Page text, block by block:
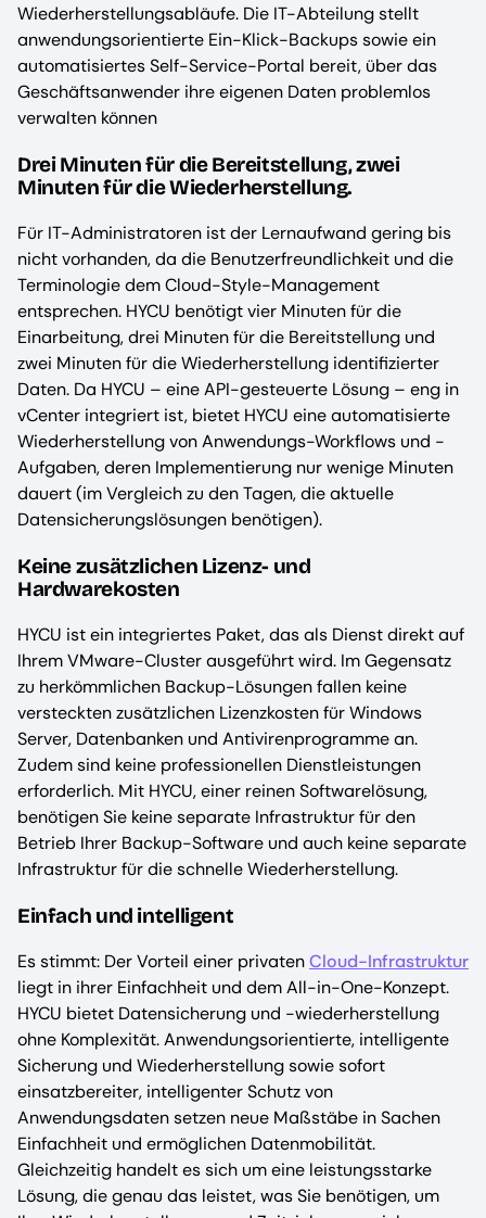
Wiederherstellungsabläufe. Die IT-Abteilung stellt
anwendungsorientierte Ein-Klick-Backups sowie ein
automatisiertes Self-Service-Portal bereit, über das
Geschäftsanwender ihre eigenen Daten problemlos
verwalten können
Drei Minuten für die Bereitstellung, zwei
Minuten für die Wiederherstellung.
Für IT-Administratoren ist der Lernaufwand gering bis
nicht vorhanden, da die Benutzerfreundlichkeit und die
Terminologie dem Cloud-Style-Management
entsprechen. HYCU benötigt vier Minuten für die
Einarbeitung, drei Minuten für die Bereitstellung und
zwei Minuten für die Wiederherstellung identifizierter
Daten. Da HYCU – eine API-gesteuerte Lösung – eng in
vCenter integriert ist, bietet HYCU eine automatisierte
Wiederherstellung von Anwendungs-Workflows und -
Aufgaben, deren Implementierung nur wenige Minuten
dauert (im Vergleich zu den Tagen, die aktuelle
Datensicherungslösungen benötigen).
Keine zusätzlichen Lizenz- und
Hardwarekosten
HYCU ist ein integriertes Paket, das als Dienst direkt auf
Ihrem VMware-Cluster ausgeführt wird. Im Gegensatz
zu herkömmlichen Backup-Lösungen fallen keine
versteckten zusätzlichen Lizenzkosten für Windows
Server, Datenbanken und Antivirenprogramme an.
Zudem sind keine professionellen Dienstleistungen
erforderlich. Mit HYCU, einer reinen Softwarelösung,
benötigen Sie keine separate Infrastruktur für den
Betrieb Ihrer Backup-Software und auch keine separate
Infrastruktur für die schnelle Wiederherstellung.
Einfach und intelligent
Es stimmt: Der Vorteil einer privatenCloud-Infrastruktur
liegt in ihrer Einfachheit und dem All-in-One-Konzept.
HYCU bietet Datensicherung und -wiederherstellung
ohne Komplexität. Anwendungsorientierte, intelligente
Sicherung und Wiederherstellung sowie sofort
einsatzbereiter, intelligenter Schutz von
Anwendungsdaten setzen neue Maßstäbe in Sachen
Einfachheit und ermöglichen Datenmobilität.
Gleichzeitig handelt es sich um eine leistungsstarke
Lösung, die genau das leistet, was Sie benötigen, um